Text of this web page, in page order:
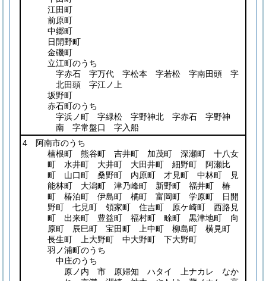
江田町
前原町
中郷町
日開野町
金磯町
立江町のうち
字赤石 字万代 字松本 字若松 字南田頭 字
北田頭 字江ノ上
坂野町
赤石町のうち
字浜ノ町 字緑松 字野神北 字赤石 字野神
南 字常盤口 字入船
4 阿南市のうち
楠根町 熊谷町 吉井町 加茂町 深瀬町 十八女
町 水井町 大井町 大田井町 細野町 阿瀬比
町 山口町 桑野町 内原町 才見町 中林町 見
能林町 大潟町 津乃峰町 新野町 福井町 椿
町 椿泊町 伊島町 橘町 富岡町 学原町 日開
野町 七見町 領家町 住吉町 原ケ崎町 西路見
町 出来町 豊益町 福村町 畭町 黒津地町 向
原町 辰巳町 宝田町 上中町 柳島町 横見町
長生町 上大野町 中大野町 下大野町
羽ノ浦町のうち
中庄のうち
原ノ内 市 原婦知 ハタイ 上ナカレ なか